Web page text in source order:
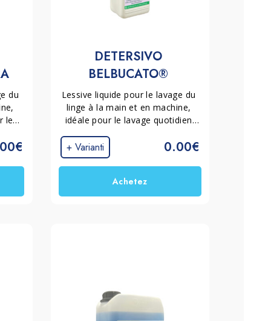
du
les
à
DETERSIVO
BELBUCATO®
FLOREALE
Lessive liquide pour le lavage du
linge à la main et en machine,
idéale pour le lavage quotidien
les salissures même à basse
température et laisse sur les
parfum floral.
+ Varianti 0.00€
Achetez